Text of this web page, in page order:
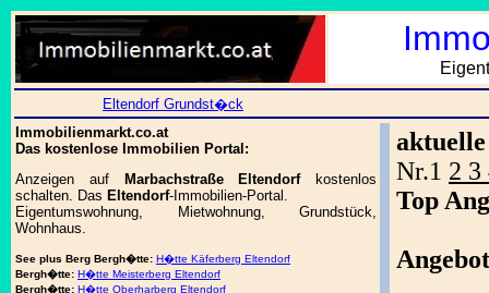
Eltendorf Grundst�ck
Immobilienmarkt.co.at
Das kostenlose Immobilien Portal:
Anzeigen auf
Marbachstraße Eltendorfkostenlos
schalten. Das Eltendorf-Immobilien-Portal.
Eigentumswohnung, Mietwohnung, Grundstück,
Wohnhaus.
See plus Berg Bergh�tte: H�tte Käferberg Eltendorf
Bergh�tte: H�tte Meisterberg Eltendorf
Bergh�tte: H�tte Oberharberg Eltendorf
Nr.1 2 3
Top